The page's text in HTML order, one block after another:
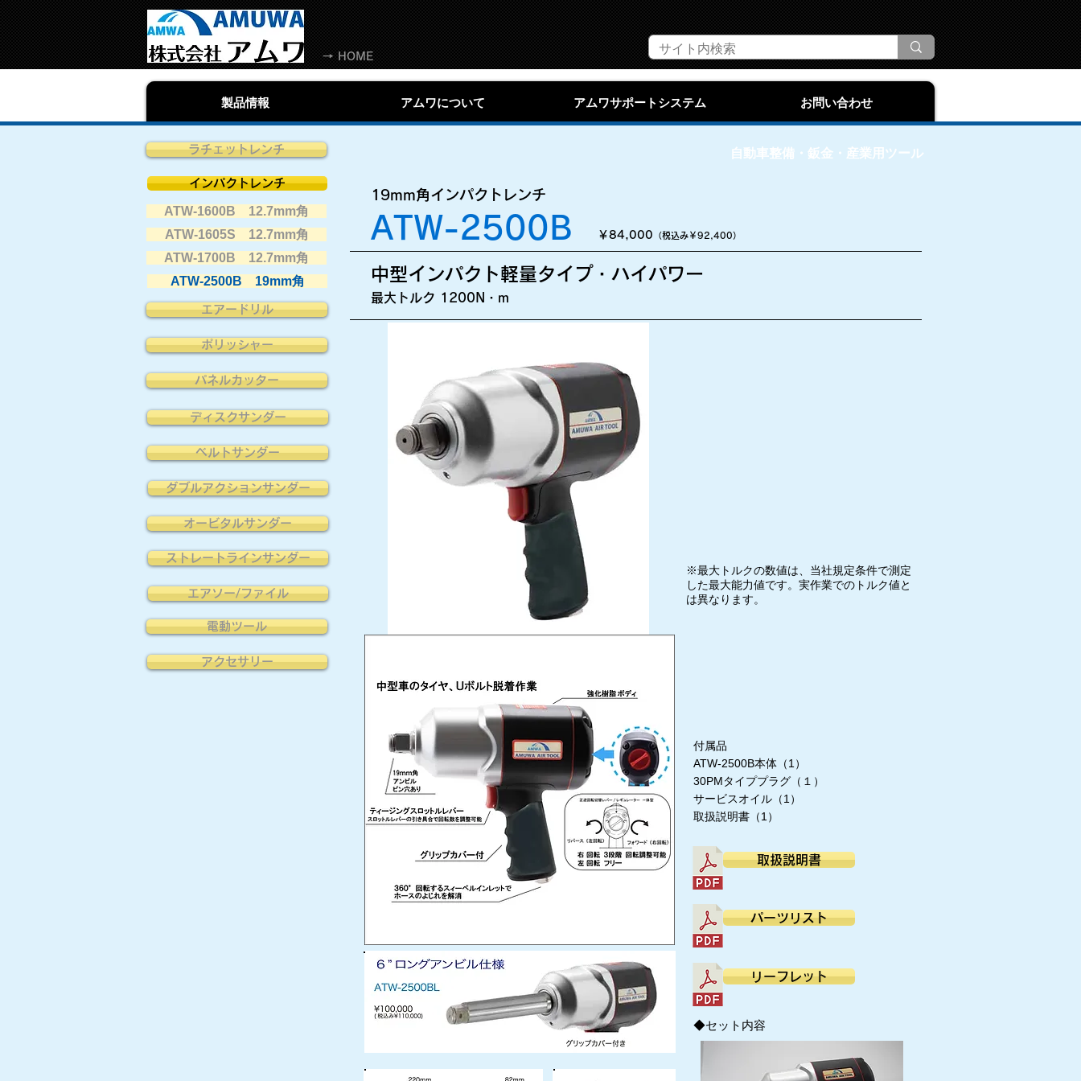
→ HOME
製品情報 アムワについて アムワサポートシステム お問い合わせ
ラチェットレンチ
インパクトレンチ
ATW-1600B 12.7mm角
ATW-1605S 12.7mm角
ATW-1700B 12.7mm角
ATW-2500B 19mm角
エアードリル
ポリッシャー
パネルカッター
ディスクサンダー
ベルトサンダー
ダブルアクションサンダー
オービタルサンダー
ストレートラインサンダー
エアソー/ファイル
電動ツール
アクセサリー
自動車整備・鈑金・産業用ツール
19mm角インパクトレンチ
ATW-2500B ￥84,000 （税込み￥92 ,400）
中型インパクト軽量タイプ・ハイパワー
最大トルク 1200N・m
付属品
ATW-2500B本体（1）
30PMタイププラグ（１）
サービスオイル（1）
取扱説明書（1）
取扱説明書
パーツリスト
◆セット内容
※最大トルクの数値は、当社規定条件で測定
した最大能力値です。実作業でのトルク値と
は異なります。
リーフレット